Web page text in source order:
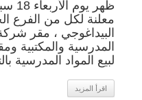
معلنة لكل من الفرع
البيداغوجي ، مقر
المدرسية والمكتبية
لبيع المواد المدرسية
اقرأ المزيد